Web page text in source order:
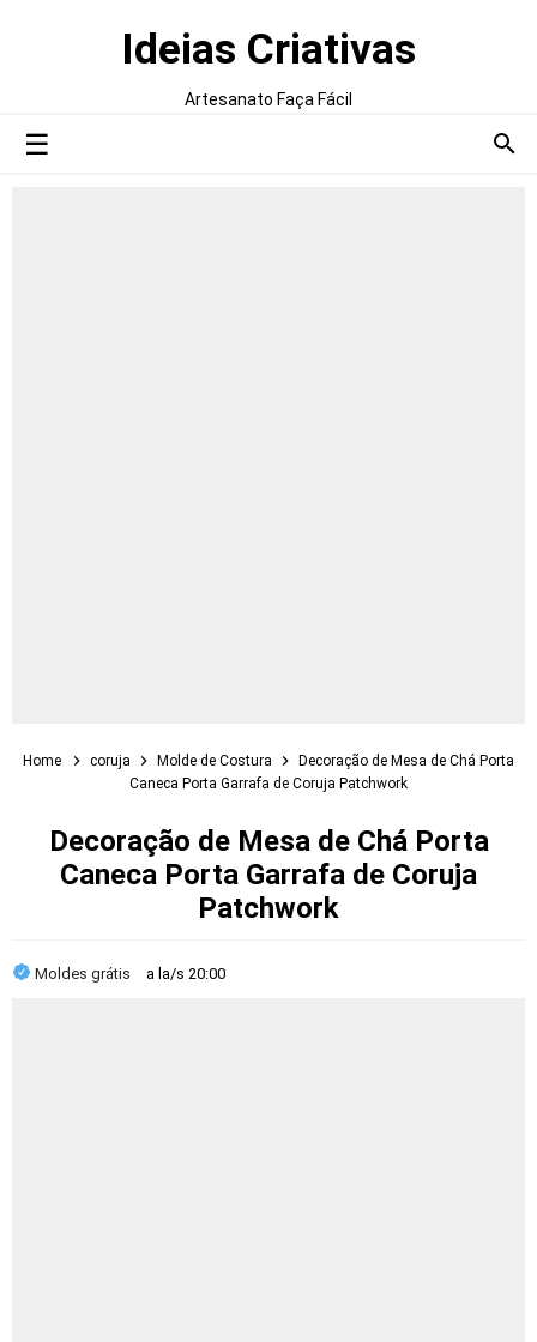
Ideias Criativas
Artesanato Faça Fácil
Home coruja Molde de Costura
Decoração de Mesa de Chá Porta
Caneca Porta Garrafa de Coruja Patchwork
Decoração de Mesa de Chá Porta
Caneca Porta Garrafa de Coruja
Patchwork
Moldes grátis a la/s 20:00